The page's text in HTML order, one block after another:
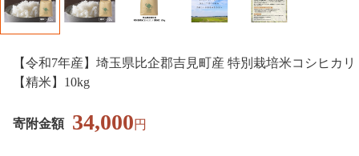
【令和7年産】埼玉県比企郡吉見町産 特別栽培米コシヒカリ
【精米】10kg
寄附金額 34,000円